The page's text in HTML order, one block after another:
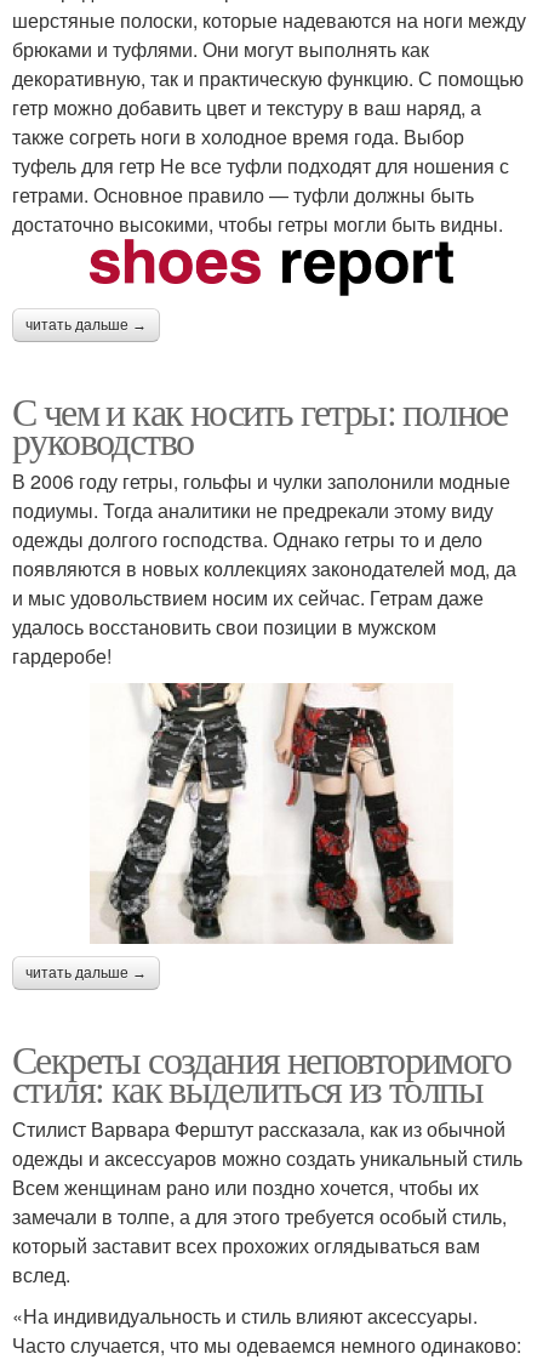
шерстяные полоски, которые надеваются на ноги между
брюками и туфлями. Они могут выполнять как
декоративную, так и практическую функцию. С помощью
гетр можно добавить цвет и текстуру в ваш наряд, а
также согреть ноги в холодное время года. Выбор
туфель для гетр Не все туфли подходят для ношения с
гетрами. Основное правило — туфли должны быть
достаточно высокими, чтобы гетры могли быть видны.
читать дальше →
С чем и как носить гетры: полное
руководство
В 2006 году гетры, гольфы и чулки заполонили модные
подиумы. Тогда аналитики не предрекали этому виду
одежды долгого господства. Однако гетры то и дело
появляются в новых коллекциях законодателей мод, да
и мыс удовольствием носим их сейчас. Гетрам даже
удалось восстановить свои позиции в мужском
гардеробе!
читать дальше →
Секреты создания неповторимого
стиля: как выделиться из толпы
Стилист Варвара Ферштут рассказала, как из обычной
одежды и аксессуаров можно создать уникальный стиль
Всем женщинам рано или поздно хочется, чтобы их
замечали в толпе, а для этого требуется особый стиль,
который заставит всех прохожих оглядываться вам
вслед.
«На индивидуальность и стиль влияют аксессуары.
Часто случается, что мы одеваемся немного одинаково: